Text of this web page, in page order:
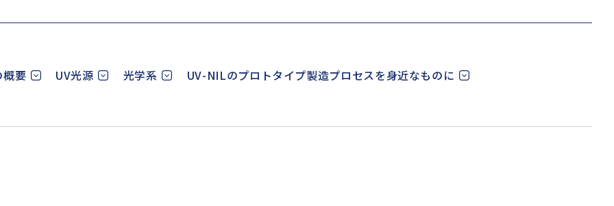
概要 UV光源 光学系 UV-NILのプロトタイプ製造プロセスを身近なものに